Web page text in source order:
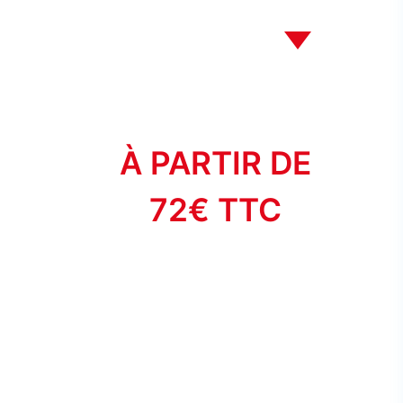
À PARTIR DE
72€ TTC